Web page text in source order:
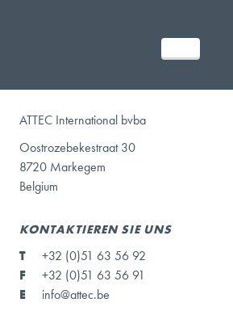
ATTEC International bvba
Oostrozebekestraat 30
8720 Markegem
Belgium
KONTAKTIEREN SIE UNS
T
+32 (0)51 63 56 92
F
+32 (0)51 63 56 91
E
info@attec.be